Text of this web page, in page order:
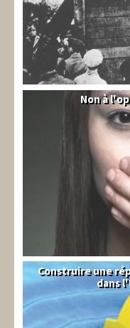
Non à
Construire une
dans